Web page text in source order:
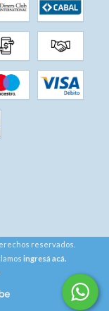
reservados.
ingresá acá.